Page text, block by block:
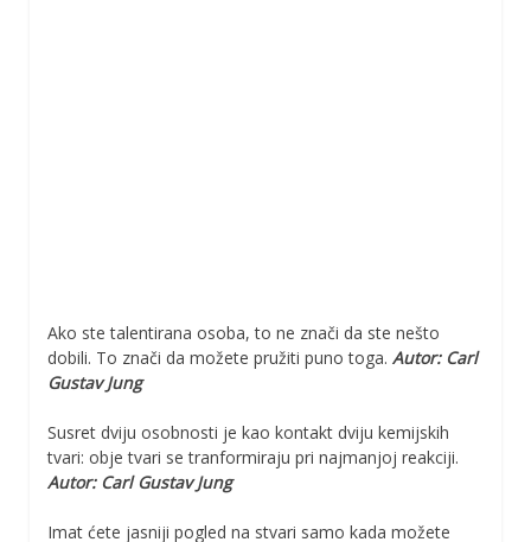
Ako ste talentirana osoba, to ne znači da ste nešto
dobili. To znači da možete pružiti puno toga. Autor: Carl
Gustav Jung
Susret dviju osobnosti je kao kontakt dviju kemijskih
tvari: obje tvari se tranformiraju pri najmanjoj reakciji.
Autor: Carl Gustav Jung
Imat ćete jasniji pogled na stvari samo kada možete